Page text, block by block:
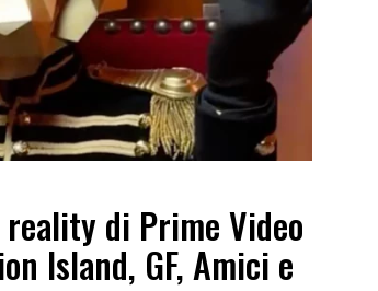
di Prime Video
Island, GF, Amici e